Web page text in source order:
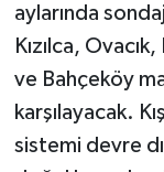
aylarında
Kızılca,
ve Bahçeköy
karşılayacak.
sistemi devre